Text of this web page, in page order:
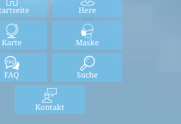
Here
Karte Maske
FAQ Suche
Kontakt